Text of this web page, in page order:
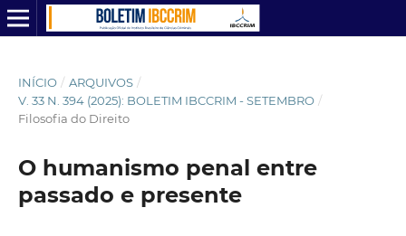
INÍCIO / ARQUIVOS /
V. 33 N. 394 (2025): BOLETIM IBCCRIM - SETEMBRO /
Filosofia do Direito
O humanismo penal entre
passado e presente